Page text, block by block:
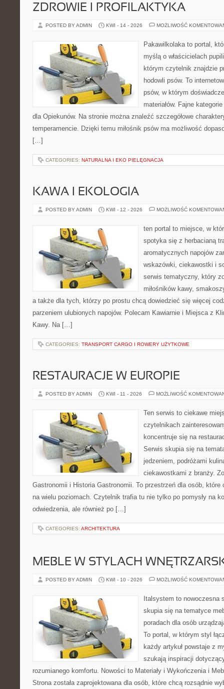
ZDROWIE I PROFILAKTYKA
POSTED BY ADMIN KWI - 14 - 2026 MOŻLIWOŚĆ
Pakawilkolaka to portal,
myślą o właścicielach
którym czytelnik znajdzie
hodowli psów. To
psów, w którym
materiałów. Fajne
dla Opiekunów. Na stronie można znaleźć szczegółowe
temperamencie. Dzięki temu miłośnik psów ma możliwość
[…]
CATEGORIES: NATURALNA I EKO PIELĘGNACJA
KAWA I EKOLOGIA
POSTED BY ADMIN KWI - 12 - 2026 MOŻLIWOŚĆ
ten portal to miejsce, w
spotyka się z herbacianą
aromatycznych napojów
wskazówki, ciekawostki i
serwis tematyczny, który
miłośników kawy,
a także dla tych, którzy po prostu chcą dowiedzieć się więcej
parzeniem ulubionych napojów. Polecam Kawiarnie i Miejsca z
Kawy. Na […]
CATEGORIES: TRANSPORT CARGO I ROWERY UŻYTKOWE
RESTAURACJE W EUROPIE
POSTED BY ADMIN KWI - 11 - 2026 MOŻLIWOŚĆ
Ten serwis to ciekawe
czytelnikach
koncentruje się na
Serwis skupia się na
jedzeniem, podróżami
ciekawostkami z branży.
Gastronomii i Historia Gastronomii. To przestrzeń dla osób, które
na wielu poziomach. Czytelnik trafia tu nie tylko po pomysły na
odwiedzenia, ale również po […]
CATEGORIES: ARCHITEKTURA
MEBLE W STYLACH
POSTED BY ADMIN KWI - 10 - 2026 MOŻLIWOŚĆ
Italsystem to nowoczesna
skupia się na tematyce
poradach dla osób
To portal, w którym styl
każdy artykuł powstaje z
szukają inspiracji
rozumianego komfortu. Nowości to Materiały i Wykończenia i
Strona została zaprojektowana dla osób, które chcą rozsądnie